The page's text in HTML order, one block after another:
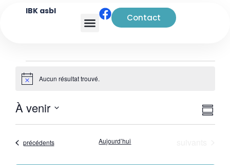
IBK asbl
Contact
Notice Aucun résultat trouvé.
par
de
À venir
Sélectionnez
date
Évènements
précédents Aujourd’hui